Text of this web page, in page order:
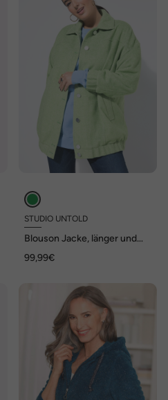
STUDIO UNTOLD
Blouson Jacke, länger und
99,99€